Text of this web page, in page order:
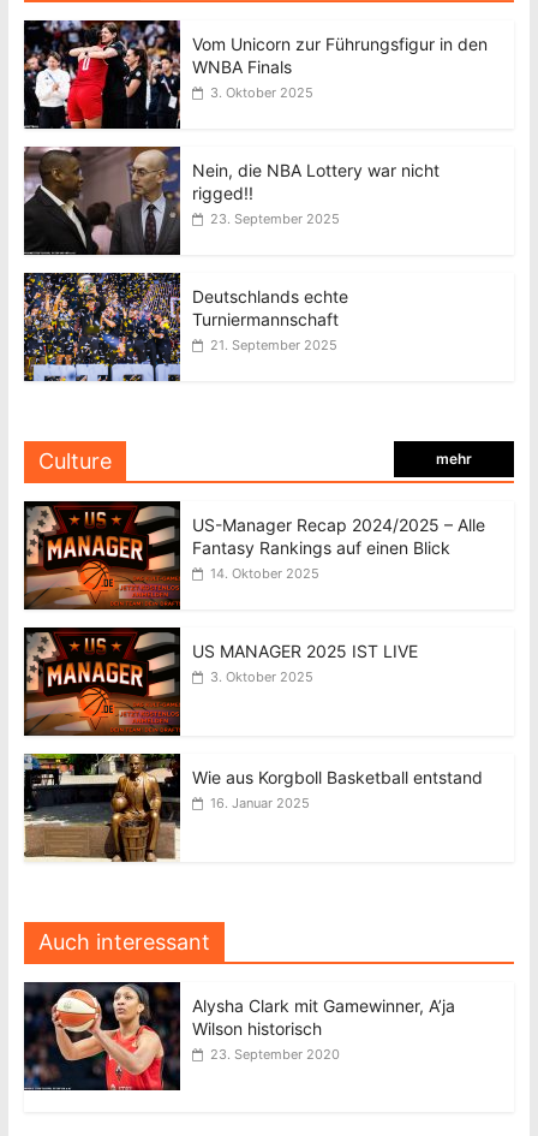
Vom Unicorn zur Führungsfigur in den
WNBA Finals
3. Oktober 2025
Nein, die NBA Lottery war nicht
rigged!!
23. September 2025
Deutschlands echte
Turniermannschaft
21. September 2025
Culture mehr
US-Manager Recap 2024/2025 – Alle
Fantasy Rankings auf einen Blick
14. Oktober 2025
US MANAGER 2025 IST LIVE
3. Oktober 2025
Wie aus Korgboll Basketball entstand
16. Januar 2025
Auch interessant
Alysha Clark mit Gamewinner, A’ja
Wilson historisch
23. September 2020